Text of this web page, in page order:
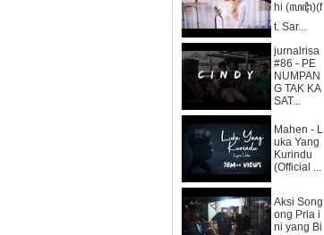
hi (ꦭꦛꦶ)(f
t. Sar...
jurnalrisa
#86 - PE
NUMPAN
G TAK KA
SAT...
Mahen - L
uka Yang
Kurindu
(Official ...
Aksi Song
ong Pria i
ni yang Bi